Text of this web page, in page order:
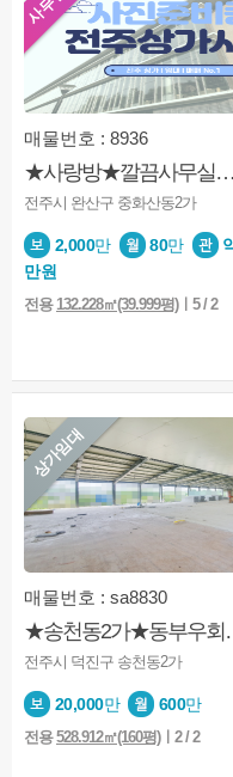
매물번호 : 8936
★사랑방★깔끔사무실★엘베★중화산동★가성비굿
전주시 완산구 중화산동2가
2,000만 80만
만원
전용 132.228㎡(39.999평)ㅣ5 / 2
상가임대
매물번호 : sa8830
★송천동2가★동
전주시 덕진구 송천동2가
20,000만 600만
전용528.912㎡(160평)ㅣ2 / 2